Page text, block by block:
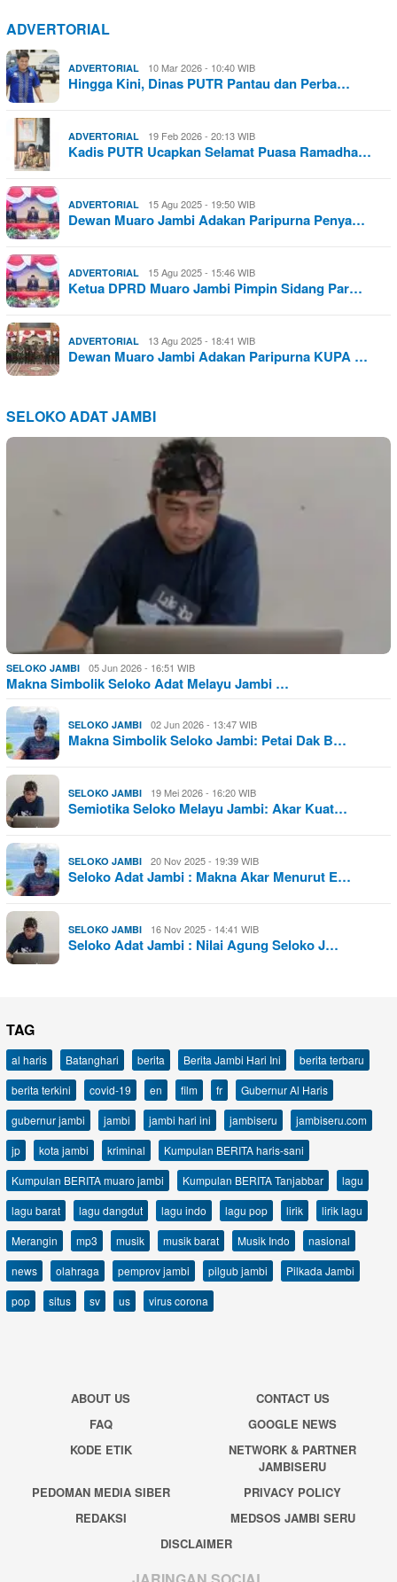
ADVERTORIAL
ADVERTORIAL 10 Mar 2026 - 10:40 WIB
Hingga Kini, Dinas PUTR Pantau dan Perba…
ADVERTORIAL 19 Feb 2026 - 20:13 WIB
Kadis PUTR Ucapkan Selamat Puasa Ramadha…
ADVERTORIAL 15 Agu 2025 - 19:50 WIB
Dewan Muaro Jambi Adakan Paripurna Penya…
ADVERTORIAL 15 Agu 2025 - 15:46 WIB
Ketua DPRD Muaro Jambi Pimpin Sidang Par…
ADVERTORIAL 13 Agu 2025 - 18:41 WIB
Dewan Muaro Jambi Adakan Paripurna KUPA …
SELOKO ADAT JAMBI
SELOKO JAMBI 05 Jun 2026 - 16:51 WIB
Makna Simbolik Seloko Adat Melayu Jambi …
SELOKO JAMBI 02 Jun 2026 - 13:47 WIB
Makna Simbolik Seloko Jambi: Petai Dak B…
SELOKO JAMBI 19 Mei 2026 - 16:20 WIB
Semiotika Seloko Melayu Jambi: Akar Kuat…
SELOKO JAMBI 20 Nov 2025 - 19:39 WIB
Seloko Adat Jambi : Makna Akar Menurut E…
SELOKO JAMBI 16 Nov 2025 - 14:41 WIB
Seloko Adat Jambi : Nilai Agung Seloko J…
TAG
al haris Batanghari berita Berita Jambi Hari Ini
berita terbaru
berita terkini
covid-19 en film fr
Gubernur Al Haris
gubernur jambi
jambi jambi hari ini jambiseru
jambiseru.com
jp
kota jambi kriminal
Kumpulan BERITA haris-sani
Kumpulan BERITA muaro jambi
Kumpulan BERITA Tanjabbar
lagu
lagu barat
lagu dangdut lagu indo lagu pop lirik
lirik lagu
Merangin
mp3 musik musik barat Musik Indo
nasional
news
olahraga pemprov jambi pilgub jambi
Pilkada Jambi
pop
situs sv us virus corona
ABOUT US
CONTACT US
FAQ
GOOGLE NEWS
KODE ETIK
NETWORK & PARTNER
JAMBISERU
PEDOMAN MEDIA SIBER
PRIVACY POLICY
REDAKSI
MEDSOS JAMBI SERU
DISCLAIMER